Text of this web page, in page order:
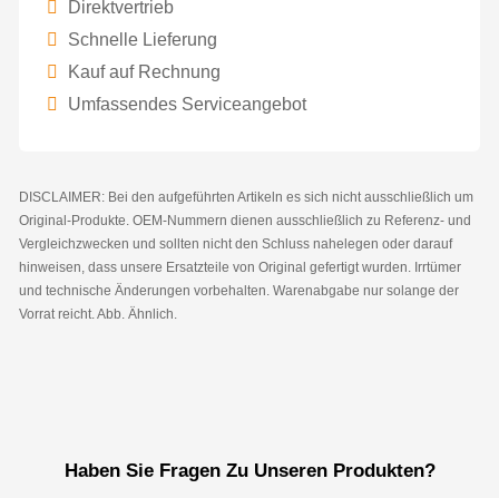
Direktvertrieb
Schnelle Lieferung
Kauf auf Rechnung
Umfassendes Serviceangebot
DISCLAIMER: Bei den aufgeführten Artikeln es sich nicht ausschließlich um
Original-Produkte. OEM-Nummern dienen ausschließlich zu Referenz- und
Vergleichzwecken und sollten nicht den Schluss nahelegen oder darauf
hinweisen, dass unsere Ersatzteile von Original gefertigt wurden. Irrtümer
und technische Änderungen vorbehalten. Warenabgabe nur solange der
Vorrat reicht. Abb. Ähnlich.
Haben Sie Fragen Zu Unseren Produkten?